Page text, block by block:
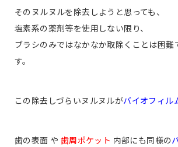
そのヌルヌルを除去しようと思っても、
塩素系の薬剤等を使用しない限り、
ブラシのみではなかなか取除くことは困難
す。
この除去しづらいヌルヌルがバイオフィル
歯の表面 や 歯周ポケット 内部にも同様の